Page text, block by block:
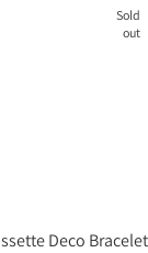
Sold
out
Deco Bracelet